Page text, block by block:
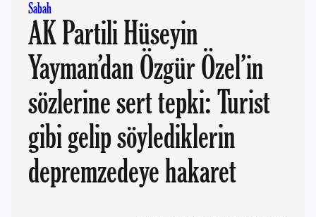
Sabah
AK Partili Hüseyin
Yayman’dan Özgür Özel’in
sözlerine sert tepki: Turist
gibi gelip söylediklerin
depremzedeye hakaret